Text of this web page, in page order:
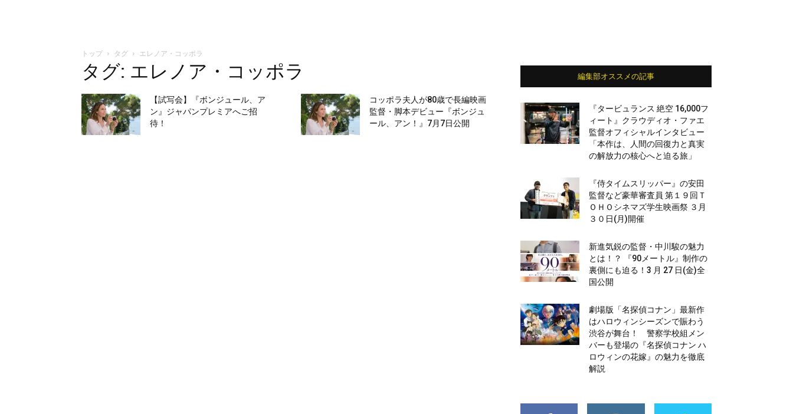
トップ タグ エレノア・コッポラ
タグ: エレノア・コッポラ
【試写会】『ボンジュール、ア
ン』ジャパンプレミアへご招
待！
コッポラ夫人が80歳で長編映画
監督・脚本デビュー『ボンジュ
ール、アン！』7月7日公開
編集部オススメの記事
『タービュランス 絶空 16,000フ
ィート』クラウディオ・ファエ
監督オフィシャルインタビュー
「本作は、人間の回復力と真実
の解放力の核心へと迫る旅」
『侍タイムスリッパー』の安田
監督など豪華審査員 第１９回Ｔ
ＯＨＯシネマズ学生映画祭 ３月
３０日(月)開催
新進気鋭の監督・中川駿の魅力
とは！？ 『90メートル』制作の
裏側にも迫る！3 月 27 日(金)全
国公開
劇場版「名探偵コナン」最新作
はハロウィンシーズンで賑わう
渋谷が舞台！ 警察学校組メン
バーも登場の『名探偵コナン ハ
ロウィンの花嫁』の魅力を徹底
解説